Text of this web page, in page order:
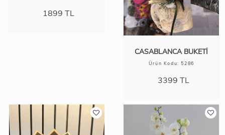
1899 TL
CASABLANCA BUKETİ
Ürün Kodu: 5286
3399 TL